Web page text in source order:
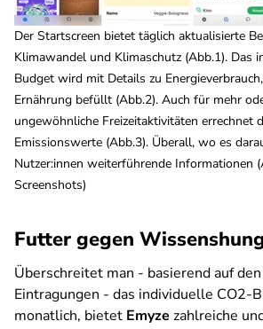
Der Startscreen bietet täglich aktualisierte
Klimawandel und Klimaschutz (Abb.1). Das
Budget wird mit Details zu
Ernährung befüllt (Abb.2). Auch für mehr
ungewöhnliche Freizeitaktivitäten errechnet
Emissionswerte (Abb.3). Überall, wo es
Nutzer:innen weiterführende Informationen
Screenshots)
Futter gegen
Überschreitet man - basierend auf
Eintragungen - das individuelle CO2-
monatlich, bietet Emyze zahlreiche